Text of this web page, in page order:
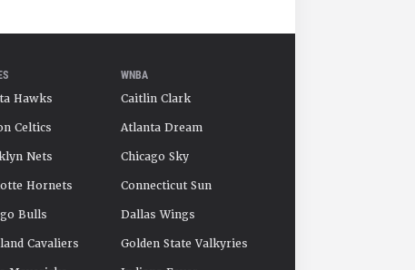
Hawks
Celtics
Nets
Hornets
Bulls
Cavaliers
WNBA
Caitlin Clark
Atlanta Dream
Chicago Sky
Connecticut Sun
Dallas Wings
Golden State Valkyries